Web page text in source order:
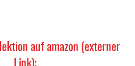
auf amazon (externer